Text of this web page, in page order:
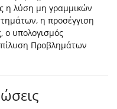
η λύση μη γραμμικών
η προσέγγιση
υπολογισμός
Προβλημάτων